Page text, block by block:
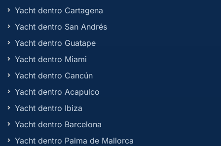
Yacht dentro Cartagena
Yacht dentro San Andrés
Yacht dentro Guatape
Yacht dentro Miami
Yacht dentro Cancún
Yacht dentro Acapulco
Yacht dentro Ibiza
Yacht dentro Barcelona
Yacht dentro Palma de Mallorca